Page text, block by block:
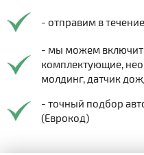
- отправим в
- мы можем
комплектующие,
молдинг, датчик
- точный подбор
(Еврокод)